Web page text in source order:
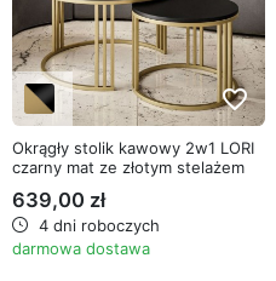
favorite_border
Okrągły stolik kawowy 2w1 LORI
czarny mat ze złotym stelażem
639,00 zł
4 dni roboczych
darmowa dostawa